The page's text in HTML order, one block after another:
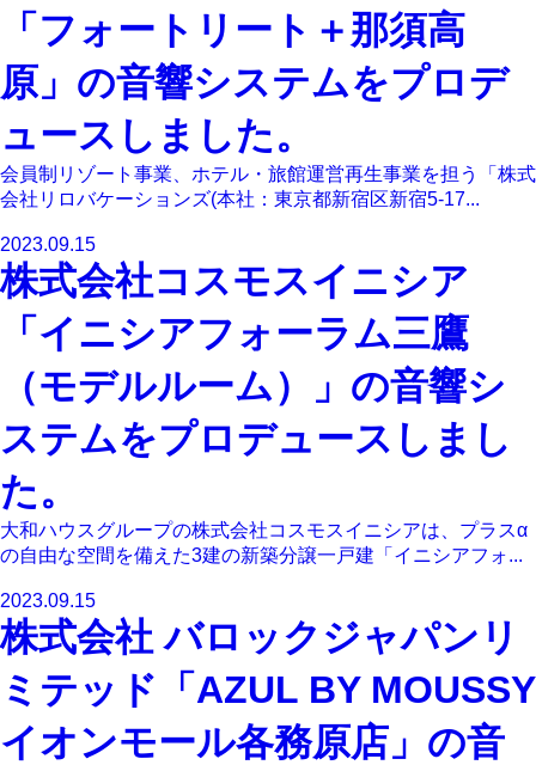
「フォートリート＋那須高
原」の音響システムをプロデ
ュースしました。
会員制リゾート事業、ホテル・旅館運営再生事業を担う「株式
会社リロバケーションズ(本社：東京都新宿区新宿5-17...
2023.09.15
株式会社コスモスイニシア
「イニシアフォーラム三鷹
（モデルルーム）」の音響シ
ステムをプロデュースしまし
た。
大和ハウスグループの株式会社コスモスイニシアは、プラスα
の自由な空間を備えた3建の新築分譲一戸建「イニシアフォ...
2023.09.15
株式会社 バロックジャパンリ
ミテッド「AZUL BY MOUSSY
イオンモール各務原店」の音